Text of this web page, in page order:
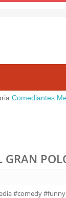
Mexicanos
#comedy